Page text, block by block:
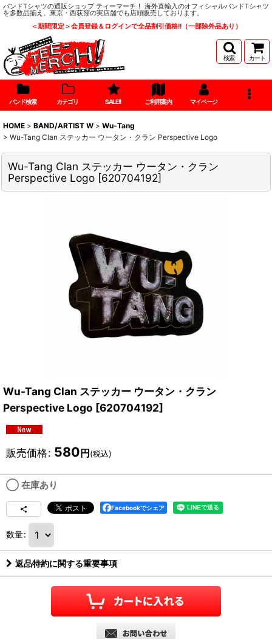
バンドTシャツの通販ショップ ティーマーチ！ 海外直輸入のオフィシャルバンドTシャツ
を多数品揃え。東京・西荻窪の実店舗でも店頭販売しております。
＜期間限定＞会員登録＆ログインで全品割引価格!!（一部除外品あり）
検索 カート
バンド検索 カテゴリ SALE!! ご利用案内 マイページ
HOME > BAND/ARTIST W > Wu-Tang
> Wu-Tang Clan ステッカー ウータン・クラン Perspective Logo
Wu-Tang Clan ステッカー ウータン・クラン
Perspective Logo [620704192]
Wu-Tang Clan ステッカー ウータン・クラン
Perspective Logo [620704192]
販売価格: 580 円 (税込)
◯ 在庫あり
Facebookでシェア
数量:
返品特約に関する重要事項